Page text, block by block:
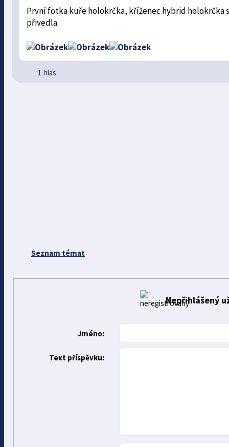
První fotka kuře holokrčka, kříženec hybrid holokrčka
přivedla.
1 hlas
Seznam témat
Nepřihlášený
Jméno:
Text příspěvku: